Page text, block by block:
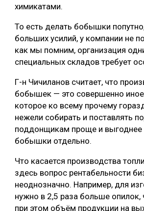
химикатами.
То есть делать бобышки
больших усилий, у компании не
как мы помним, организация
специальных складов требует
Г-н Чичиланов считает, что
бобышек — это совершенно иное
которое ко всему прочему
нежели собирать и поставлять
поддонщикам проще и выгоднее
бобышки отдельно.
Что касается производства
здесь вопрос рентабельности
неоднозначно. Например, для
нужно в 2,5 раза больше
при этом объём продукции на